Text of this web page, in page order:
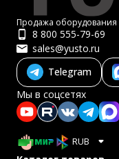
Продажа оборудования
8 800 555-79-69
sales@yusto.ru
Telegram
Мы в соцсетях
RUB